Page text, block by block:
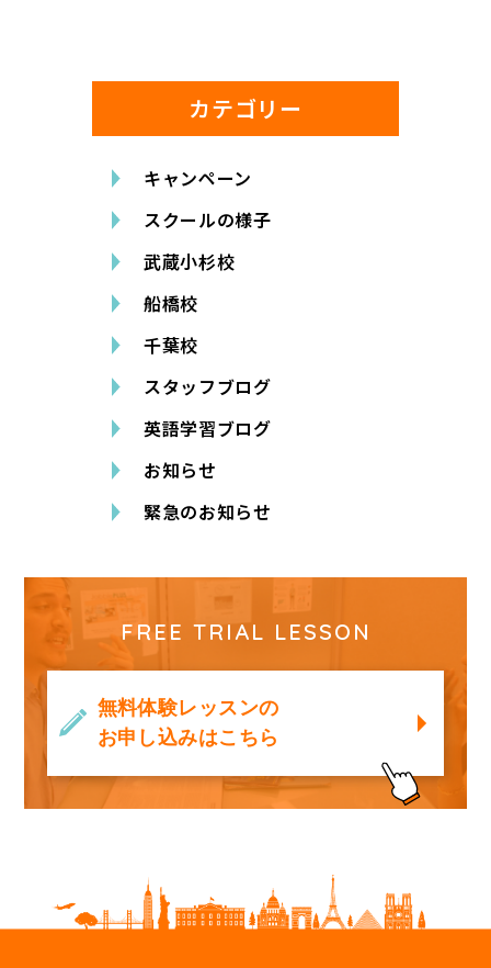
カテゴリー
キャンペーン
スクールの様子
武蔵小杉校
船橋校
千葉校
スタッフブログ
英語学習ブログ
お知らせ
緊急のお知らせ
FREE TRIAL LESSON
無料体験レッスンの
お申し込みはこちら